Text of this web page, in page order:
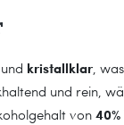
kristallklar,
und rein,
von